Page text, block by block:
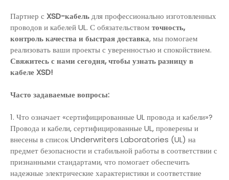
Партнер с XSD-кабельдля профессионально изготовленных
проводов и кабелей UL. С обязательством точность,
контроль качества и быстрая доставка, мы помогаем
реализовать ваши проекты с уверенностью и спокойствием.
Свяжитесь с нами сегодня, чтобы узнать разницу в
кабеле XSD!
Часто задаваемые вопросы:
1. Что означает «сертифицированные UL провода и кабели»?
Провода и кабели, сертифицированные UL, проверены и
внесены в список Underwriters Laboratories (UL) на
предмет безопасности и стабильной работы в соответствии с
признанными стандартами, что помогает обеспечить
надежные электрические характеристики и соответствие